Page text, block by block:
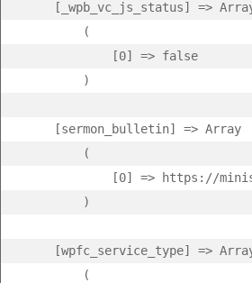
[_wpb_vc_js_status] =>
        (
            [0] => false
        )
    [sermon_bulletin] => Array
        (
[0] => https://
        )
[wpfc_service_type] =>
        (